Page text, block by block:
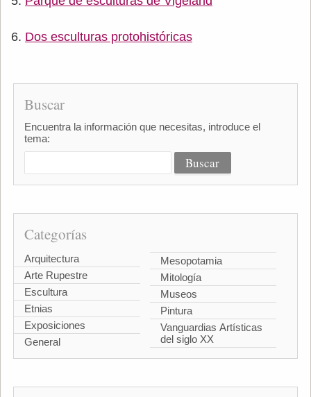
Dos esculturas protohistóricas
Buscar
Encuentra la información que necesitas, introduce el
tema:
Categorías
Arquitectura
Arte Rupestre
Escultura
Etnias
Exposiciones
General
Mesopotamia
Mitología
Museos
Pintura
Vanguardias Artísticas
del siglo XX